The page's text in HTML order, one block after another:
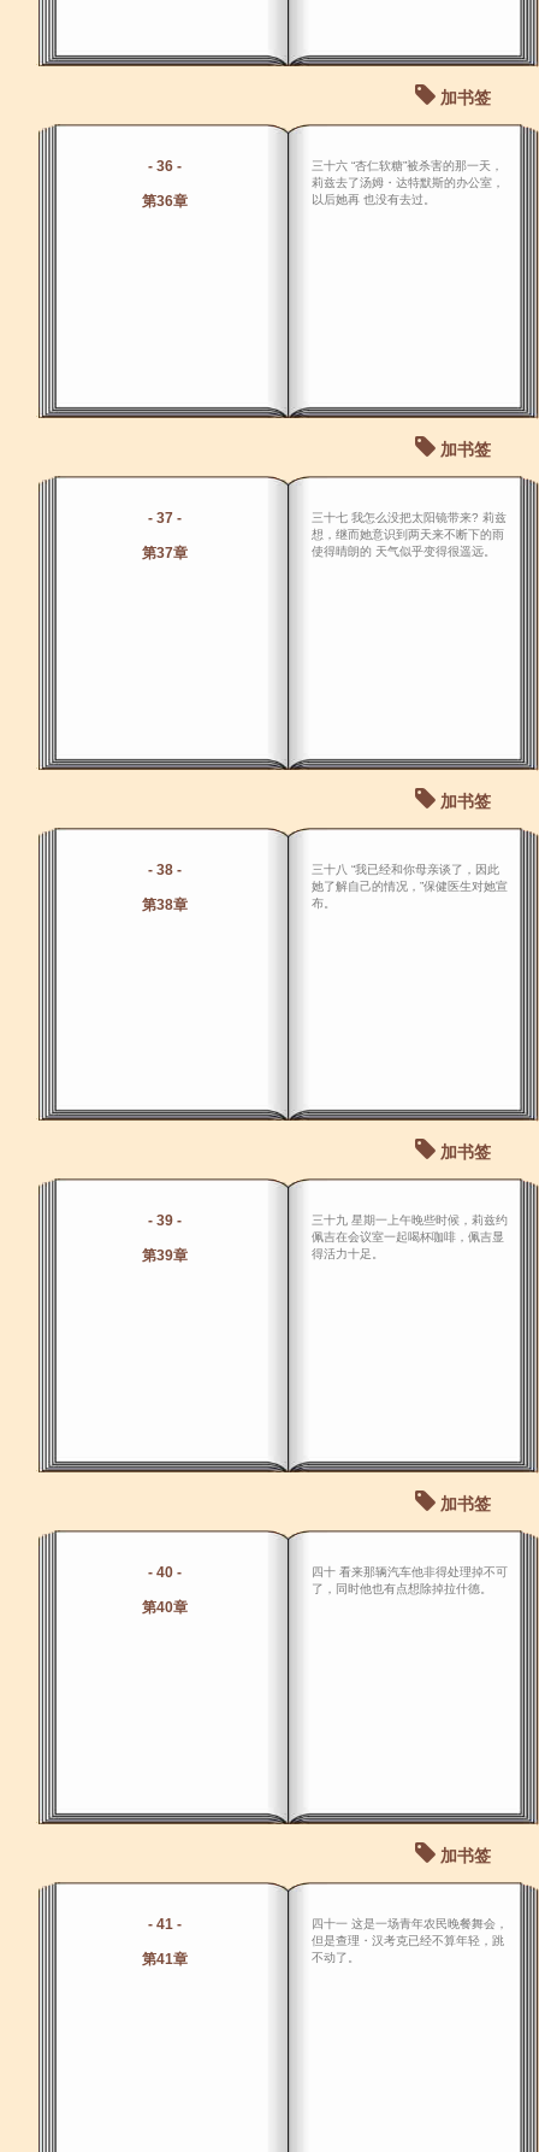
加书签
- 36 -
第36章
三十六 “杏仁软糖”被杀害的那一天，
莉兹去了汤姆・达特默斯的办公室，
以后她再 也没有去过。
加书签
- 37 -
第37章
三十七 我怎么没把太阳镜带来? 莉兹
想，继而她意识到两天来不断下的雨
使得晴朗的 天气似乎变得很遥远。
加书签
- 38 -
第38章
三十八 “我已经和你母亲谈了，因此
她了解自己的情况，”保健医生对她宣
布。
加书签
- 39 -
第39章
三十九 星期一上午晚些时候，莉兹约
佩吉在会议室一起喝杯咖啡，佩吉显
得活力十足。
加书签
- 40 -
第40章
四十 看来那辆汽车他非得处理掉不可
了，同时他也有点想除掉拉什德。
加书签
- 41 -
第41章
四十一 这是一场青年农民晚餐舞会，
但是查理・汉考克已经不算年轻，跳
不动了。